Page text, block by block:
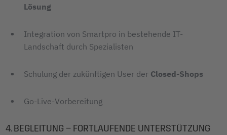
Lösung
Integration von Smartpro in bestehende IT-
Landschaft durch Spezialisten
Schulung der zukünftigen User der Closed-Shops
Go-Live-Vorbereitung
4. BEGLEITUNG – FORTLAUFENDE UNTERSTÜTZUNG